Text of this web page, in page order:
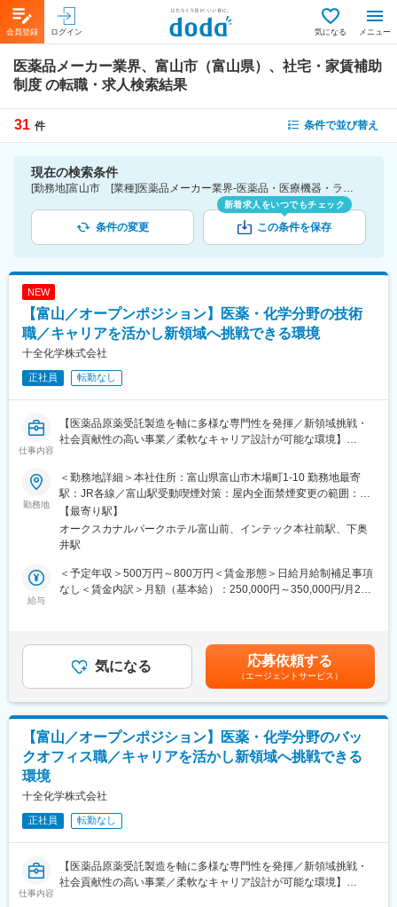
会員登録 ログイン 気になる メニュー
医薬品メーカー業界、富山市（富山県）、社宅・家賃補助
制度 の転職・求人検索結果
31 件 条件で並び替え
現在の検索条件
[勤務地]富山市 [業種]医薬品メーカー業界-医薬品・医療機器・ライフサイエンス・医療系サービス [詳細条件](待遇・福利厚生)社宅・家賃補助制度
条件の変更
新着求人をいつでもチェック
この条件を保存
NEW
【富山／オープンポジション】医薬・化学分野の技術
職／キャリアを活かし新領域へ挑戦できる環境
十全化学株式会社
正社員 転勤なし
仕事内容
【医薬品原薬受託製造を軸に多様な専門性を発揮／新領域挑戦・
社会貢献性の高い事業／柔軟なキャリア設計が可能な環境】
■業務概要
当社は医薬品原薬や重要中間体の製造受託および研究開発支援を
行う富山県拠点の医薬品メーカーです。本ポジションは、これま
でのご経験・ご志向を踏まえ、医薬・化学業界での品質管理／品
質保証／生産技術／設備・環境安全／購買／GMP関連などの技術
職に従事いただきます。
当社内の様々な職種から最適な役割を決定します。配属はご本人
の希望・ご経験と事業戦略、組織状況を考慮したうえで対話を重
品質管理／品質保証／生産技術／設備・環境安全／購買／GMP関
連業務のいずれかをお任せします。
事業拡大フェーズのため、組織づくりや業務改善、新規事業の立
■扱うサービス
医薬品原薬及びその中間体の受託製造、治験用原薬の試製、CMC
開発支援、特殊中間体製造、マロン酸・ピリミジン誘導体製造な
・経験・志向に応じて役割を決定するため、これまでのキャリア
貢献性の高い仕事に携われる
・事業拡大フェーズにあり、組織づくりや業務改善にも主体的に
勤務地
＜勤務地詳細＞本社住所：富山県富山市木場町1-10 勤務地最寄
駅：JR各線／富山駅受動喫煙対策：屋内全面禁煙変更の範囲：会
社の定める事業所
【最寄り駅】
オークスカナルパークホテル富山前、インテック本社前駅、下奥
井駅
給与
＜予定年収＞500万円～800万円＜賃金形態＞日給月給制補足事項
なし＜賃金内訳＞月額（基本給）：250,000円～350,000円/月20
くまでも目安の金額であり、選考を通じて上下する可能性があり
ます。月給(月額)は固定手当を含めた表記です。
気になる 応募依頼する
（エージェントサービス）
【富山／オープンポジション】医薬・化学分野のバッ
クオフィス職／キャリアを活かし新領域へ挑戦できる
環境
十全化学株式会社
正社員 転勤なし
仕事内容
【医薬品原薬受託製造を軸に多様な専門性を発揮／新領域挑戦・
社会貢献性の高い事業／柔軟なキャリア設計が可能な環境】